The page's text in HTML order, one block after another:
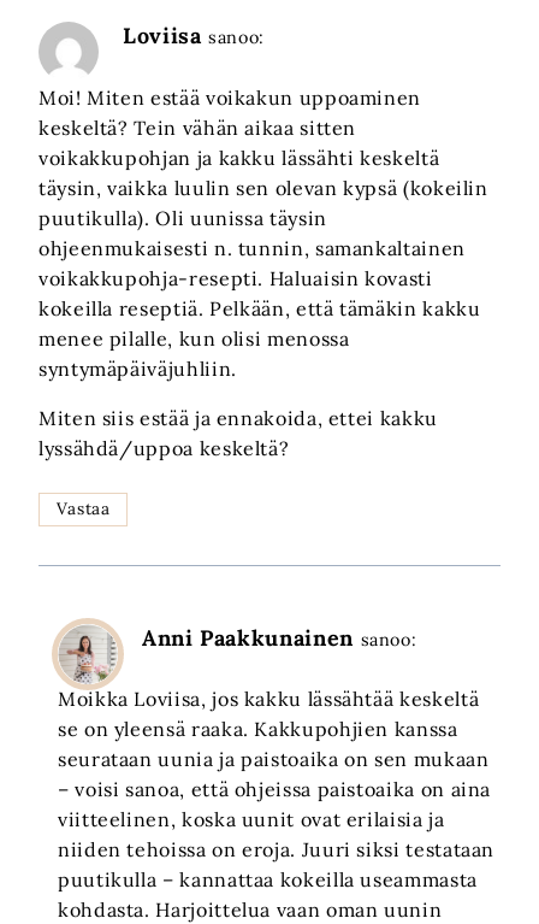
Loviisa sanoo:
Moi! Miten estää voikakun uppoaminen
keskeltä? Tein vähän aikaa sitten
voikakkupohjan ja kakku lässähti keskeltä
täysin, vaikka luulin sen olevan kypsä (kokeilin
puutikulla). Oli uunissa täysin
ohjeenmukaisesti n. tunnin, samankaltainen
voikakkupohja-resepti. Haluaisin kovasti
kokeilla reseptiä. Pelkään, että tämäkin kakku
menee pilalle, kun olisi menossa
syntymäpäiväjuhliin.
Miten siis estää ja ennakoida, ettei kakku
lyssähdä/uppoa keskeltä?
Vastaa
Anni Paakkunainen sanoo:
Moikka Loviisa, jos kakku lässähtää keskeltä
se on yleensä raaka. Kakkupohjien kanssa
seurataan uunia ja paistoaika on sen mukaan
– voisi sanoa, että ohjeissa paistoaika on aina
viitteelinen, koska uunit ovat erilaisia ja
niiden tehoissa on eroja. Juuri siksi testataan
puutikulla – kannattaa kokeilla useammasta
kohdasta. Harjoittelua vaan oman uunin